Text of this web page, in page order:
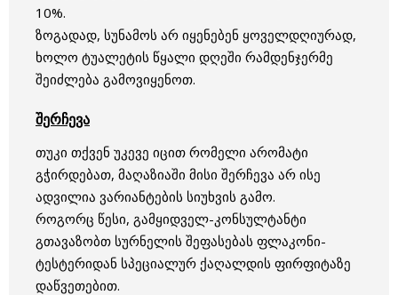
10%.
ზოგადად, სუნამოს არ იყენებენ ყოველდღიურად,
ხოლო ტუალეტის წყალი დღეში რამდენჯერმე
შეიძლება გამოვიყენოთ.
შერჩევა
თუკი თქვენ უკევე იცით რომელი არომატი
გჭირდებათ, მაღაზიაში მისი შერჩევა არ ისე
ადვილია ვარიანტების სიუხვის გამო.
როგორც წესი, გამყიდველ-კონსულტანტი
გთავაზობთ სურნელის შეფასებას ფლაკონი-
ტესტერიდან სპეციალურ ქაღალდის ფირფიტაზე
დაწვეთებით.